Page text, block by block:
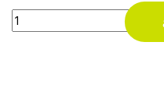
Haragán doble